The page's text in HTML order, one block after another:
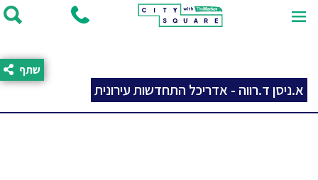
א.ניסן ד.רווה - אדריכל התחדשות עירונית
שתף